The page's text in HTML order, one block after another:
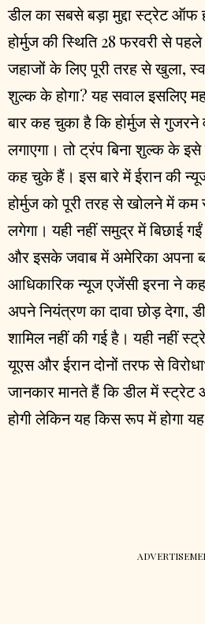
डील का सबसे बड़ा मुद्दा स्ट्रेट
होर्मुज की स्थिति 28 फरवरी से पहले
जहाजों के लिए पूरी तरह से खुला,
शुल्क के होगा? यह सवाल इसलिए
बार कह चुका है कि होर्मुज से गुजरने
लगाएगा। तो ट्रंप बिना शुल्क के
कह चुके हैं। इस बारे में ईरान की
होर्मुज को पूरी तरह से खोलने में
लगेगा। यही नहीं समुद्र में बिछाई गईं
और इसके जवाब में अमेरिका अपना
आधिकारिक न्यूज एजेंसी इरना ने
अपने नियंत्रण का दावा छोड़ देगा,
शामिल नहीं की गई है। यही नहीं
यूएस और ईरान दोनों तरफ से
जानकार मानते हैं कि डील में स्ट्रेट
होगी लेकिन यह किस रूप में होगा